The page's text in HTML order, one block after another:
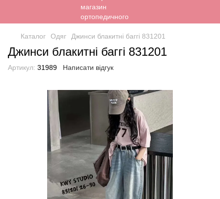
Каталог Одяг Джинси блакитні баггі 831201
Джинси блакитні баггі 831201
Артикул: 31989 Написати відгук